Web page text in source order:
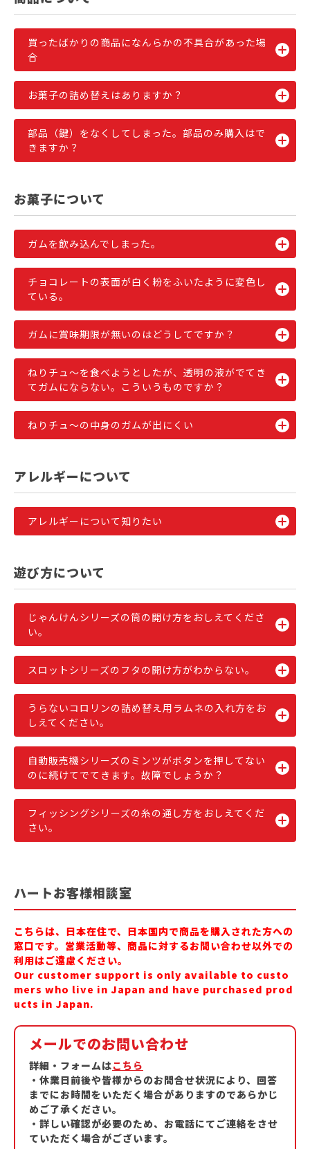
買ったばかりの商品になんらかの不具合があった場
合
お菓子の詰め替えはありますか？
部品（鍵）をなくしてしまった。部品のみ購入はで
きますか？
お菓子について
ガムを飲み込んでしまった。
チョコレートの表面が白く粉をふいたように変色し
ている。
ガムに賞味期限が無いのはどうしてですか？
ねりチュ～を食べようとしたが、透明の液がでてき
てガムにならない。こういうものですか？
ねりチュ～の中身のガムが出にくい
アレルギーについて
アレルギーについて知りたい
遊び方について
じゃんけんシリーズの筒の開け方をおしえてくださ
い。
スロットシリーズのフタの開け方がわからない。
うらないコロリンの詰め替え用ラムネの入れ方をお
しえてください。
自動販売機シリーズのミンツがボタンを押してない
のに続けてでてきます。故障でしょうか？
フィッシングシリーズの糸の通し方をおしえてくだ
さい。
ハートお客様相談室
こちらは、日本在住で、日本国内で商品を購入された方への
窓口です。営業活動等、商品に対するお問い合わせ以外での
利用はご遠慮ください。
Our customer support is only available to custo
mers who live in Japan and have purchased prod
ucts in Japan.
メールでのお問い合わせ
詳細・フォームはこちら
・休業日前後や皆様からのお問合せ状況により、回答
までにお時間をいただく場合がありますのであらかじ
めご了承ください。
・詳しい確認が必要のため、お電話にてご連絡をさせ
ていただく場合がございます。